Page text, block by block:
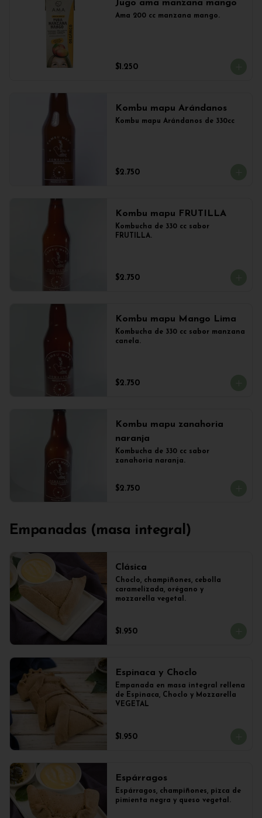
Jugo ama manzana mango
Ama 200 cc manzana mango.
$1.250
Kombu mapu Arándanos
Kombu mapu Arándanos de 330cc
$2.750
Kombu mapu FRUTILLA
Kombucha de 330 cc sabor
FRUTILLA.
$2.750
Kombu mapu Mango Lima
Kombucha de 330 cc sabor manzana
canela.
$2.750
Kombu mapu zanahoria
naranja
Kombucha de 330 cc sabor
zanahoria naranja.
$2.750
Empanadas (masa integral)
Clásica
Choclo, champiñones, cebolla
caramelizada, orégano y
mozzarella vegetal.
$1.950
Espinaca y Choclo
Empanada en masa integral rellena
de Espinaca, Choclo y Mozzarella
VEGETAL
$1.950
Espárragos
Espárragos, champiñones, pizca de
pimienta negra y queso vegetal.